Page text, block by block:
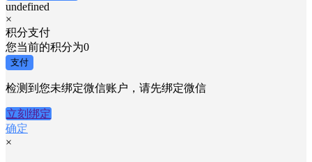
undefined
×
积分支付
您当前的积分为0
支付
检测到您未绑定微信账户，请先绑定微信
立刻绑定
确定
×